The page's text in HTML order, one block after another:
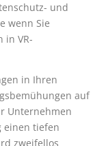
und
wenn Sie
in VR-
in Ihren
auf
Unternehmen
einen tiefen
zweifellos